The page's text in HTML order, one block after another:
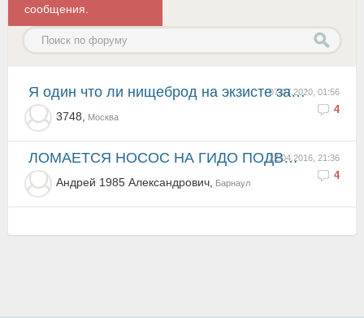
сообщения.
07.07.2020, 01:56
4
я один что ли нищеброд на экзисте заказываю на эту машину...
3748, Москва
22.04.2016, 21:36
4
ЛОМАЕТСЯ НОСОС НА ГИДО ПОДВЕСКУ
Андрей 1985 Александрович, Барнаул